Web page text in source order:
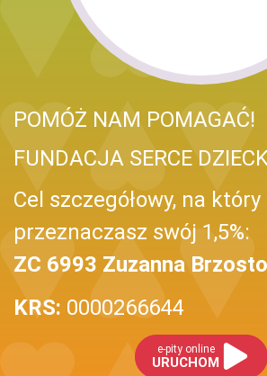
POMÓŻ NAM POMAGAĆ!
FUNDACJA SERCE
Cel szczegółowy, na który
przeznaczasz swój 1,5%:
ZC 6993 Zuzanna
KRS: 0000266644
e-pity online
URUCHOM